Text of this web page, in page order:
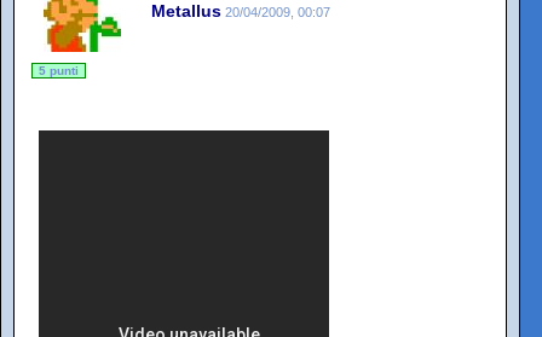
Metallus 20/04/2009, 00:07
5 punti